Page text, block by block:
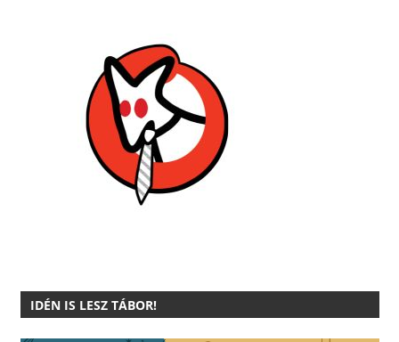
IDÉN IS LESZ TÁBOR!